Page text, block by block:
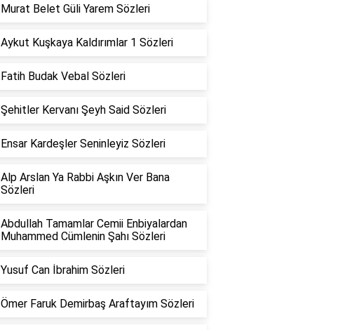
Murat Belet Güli Yarem Sözleri
Aykut Kuşkaya Kaldırımlar 1 Sözleri
Fatih Budak Vebal Sözleri
Şehitler Kervanı Şeyh Said Sözleri
Ensar Kardeşler Seninleyiz Sözleri
Alp Arslan Ya Rabbi Aşkın Ver Bana
Sözleri
Abdullah Tamamlar Cemii Enbiyalardan
Muhammed Cümlenin Şahı Sözleri
Yusuf Can İbrahim Sözleri
Ömer Faruk Demirbaş Araftayım Sözleri